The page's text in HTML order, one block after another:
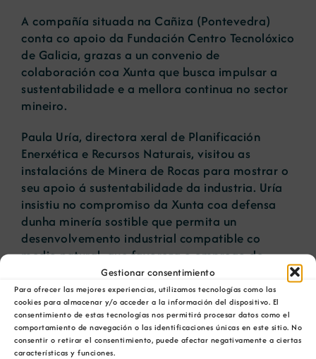
Gestionar consentimiento
Para ofrecer las mejores experiencias, utilizamos tecnologías como las
cookies para almacenar y/o acceder a la información del dispositivo. El
consentimiento de estas tecnologías nos permitirá procesar datos como el
comportamiento de navegación o las identificaciones únicas en este sitio. No
consentir o retirar el consentimiento, puede afectar negativamente a ciertas
características y funciones.
A compañía situada na Cañiza (Pontevedra)
conta co apoio da Fundación Centro Tecnolóxico
de Galicia, grazas a un convenio de
colaboración coa Xunta que busca impulsar a
sustentabilidade e a mellora continua no sector
mineiro.
Paula Uría, directora xeral de Planificación
Enerxética e Recursos Naturais, visitou as
instalacións de Minera de Rocas para mostrar o
seu apoio á sustentabilidade da industria. Uría
insistiu no compromiso da Xunta coa defensa
dunha minería sostible que permita un
desenvolvemento industrial compatible co
medio natural, que favoreza o emprego de
calidade e xere oportunidades económicas e
sociais no rural.
A directora xeral destacou que outras dez
empresas están a traballar tamén na
implantación das normas UNE 22480 e 22470